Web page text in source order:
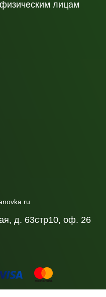
лицам
д. 63стр10, оф. 26